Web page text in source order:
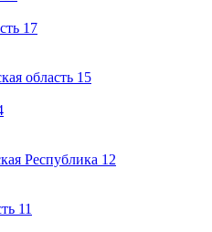
17
область 15
Республика 12
11